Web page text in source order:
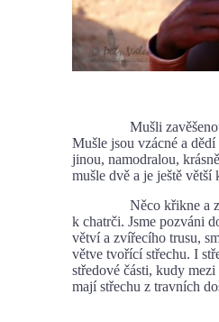
Mušli zavěšenou na
Mušle jsou vzácné a
jinou, namodralou,
mušle dvě a je ještě
Něco křikne a za
k chatrči. Jsme pozváni
větví a zvířecího trusu,
větve tvořící střechu. I
středové části, kudy
mají střechu z travních